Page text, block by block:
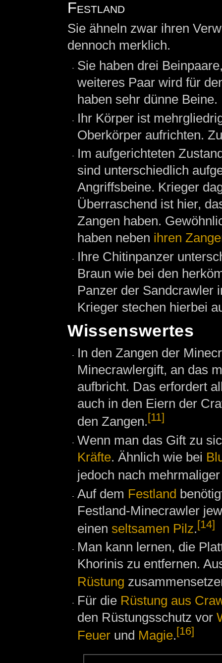
Festland
Sie ähneln zwar ihren
dennoch merklich.
Sie haben drei
weiteres Paar wird für
haben sehr dünne
Ihr Körper ist
Oberkörper aufrichten.
Im aufgerichteten
sind unterschiedlich
Angriffsbeine. Krieger
Überraschend ist hier,
Zangen haben.
haben neben ihren
Ihre Chitinpanzer
Braun wie bei den
Panzer der Sandcrawler
Krieger stechen hierbei
Wissenswertes
In den Zangen der
Minecrawlergift, an das
aufbricht. Das erfordert
auch in den Eiern der
den Zangen. [11]
Wenn man das Gift zu
Kräfte. Ähnlich wie bei
jedoch nach
Auf dem Festland
Festland-Minecrawler
einen seltsamen Pilz.[14]
Man kann lernen, die
Khorinis zu entfernen.
Rüstung
Für die Rüstung aus
den Rüstungsschutz vor
Feuer und Magie.[16]